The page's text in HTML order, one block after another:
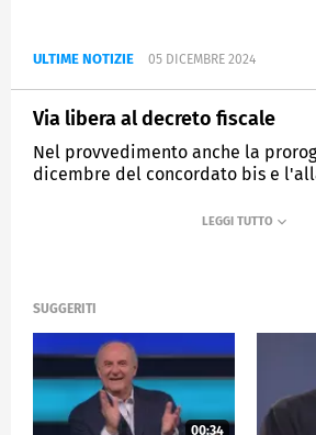
ULTIME NOTIZIE 05 DICEMBRE 2024
Via libera al decreto fiscale
Nel provvedimento anche la
dicembre del concordato bis e
SUGGERITI
00:34